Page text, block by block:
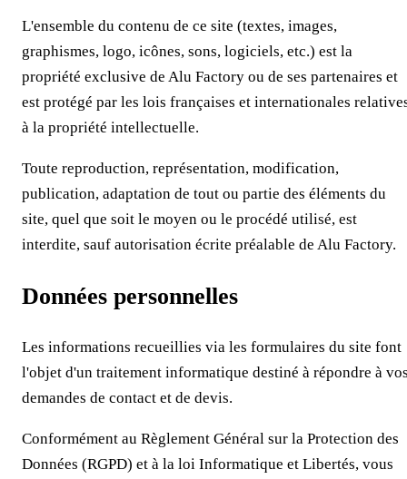
L'ensemble du contenu de ce site (textes, images,
graphismes, logo, icônes, sons, logiciels, etc.) est la
propriété exclusive de Alu Factory ou de ses partenaires et
est protégé par les lois françaises et internationales
à la propriété intellectuelle.
Toute reproduction, représentation, modification,
publication, adaptation de tout ou partie des éléments du
site, quel que soit le moyen ou le procédé utilisé, est
interdite, sauf autorisation écrite préalable de Alu Factory.
Données personnelles
Les informations recueillies via les formulaires du site font
l'objet d'un traitement informatique destiné à répondre à
demandes de contact et de devis.
Conformément au Règlement Général sur la Protection des
Données (RGPD) et à la loi Informatique et Libertés, vous